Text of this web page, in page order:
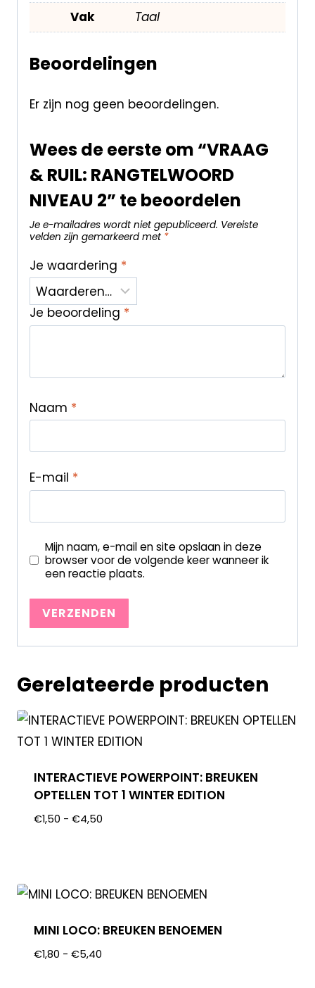
Vak Taal
Beoordelingen
Er zijn nog geen beoordelingen.
Wees de eerste om “VRAAG
& RUIL: RANGTELWOORD
NIVEAU 2” te beoordelen
Je e-mailadres wordt niet gepubliceerd. Vereiste
velden zijn gemarkeerd met *
Je waardering *
Je beoordeling *
Naam *
E-mail *
Mijn naam, e-mail en site opslaan in deze
browser voor de volgende keer wanneer ik
een reactie plaats.
Gerelateerde producten
INTERACTIEVE POWERPOINT: BREUKEN
OPTELLEN TOT 1 WINTER EDITION
€1,50 - €4,50
MINI LOCO: BREUKEN BENOEMEN
€1,80 - €5,40